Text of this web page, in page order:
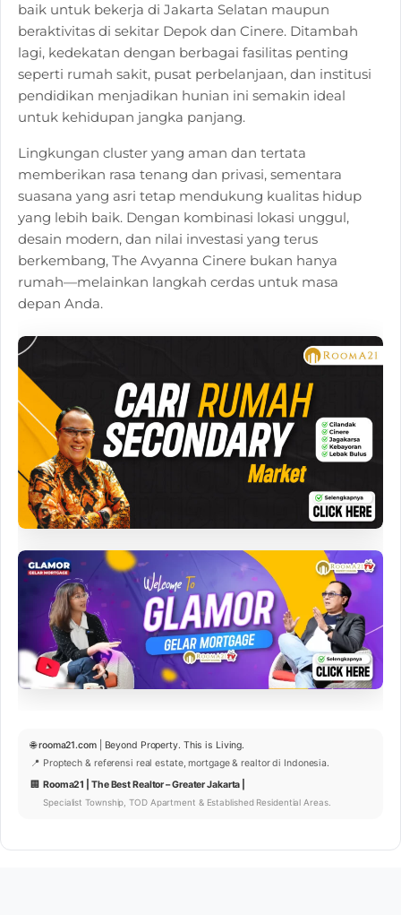
baik untuk bekerja di Jakarta Selatan maupun
beraktivitas di sekitar Depok dan Cinere. Ditambah
lagi, kedekatan dengan berbagai fasilitas penting
seperti rumah sakit, pusat perbelanjaan, dan institusi
pendidikan menjadikan hunian ini semakin ideal
untuk kehidupan jangka panjang.
Lingkungan cluster yang aman dan tertata
memberikan rasa tenang dan privasi, sementara
suasana yang asri tetap mendukung kualitas hidup
yang lebih baik. Dengan kombinasi lokasi unggul,
desain modern, dan nilai investasi yang terus
berkembang, The Avyanna Cinere bukan hanya
rumah—melainkan langkah cerdas untuk masa
depan Anda.
🌐rooma21.com| Beyond Property. This is Living.
📍 Proptech & referensi real estate, mortgage & realtor di Indonesia.
🏢 Rooma21 | The Best Realtor – Greater Jakarta |
Specialist Township, TOD Apartment & Established Residential Areas.